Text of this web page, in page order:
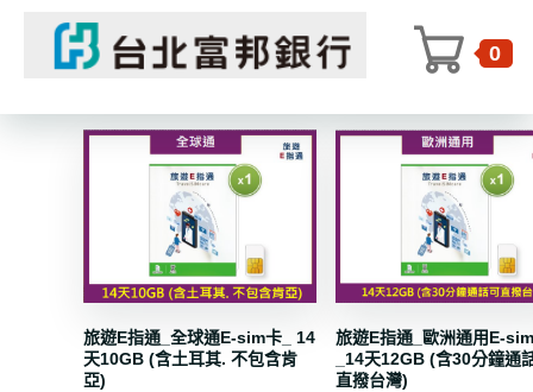
0
旅遊E指通_全球通E-sim卡_ 14
天10GB (含土耳其. 不包含肯
亞)
旅遊E指通_歐洲通用E-
_14天12GB (含30分鐘通
直撥台灣)